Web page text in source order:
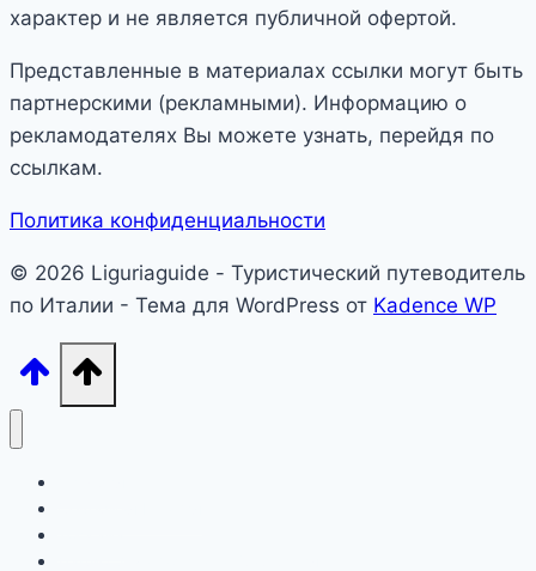
характер и не является публичной офертой.
Представленные в материалах ссылки могут быть
партнерскими (рекламными). Информацию о
рекламодателях Вы можете узнать, перейдя по
ссылкам.
Политика конфиденциальности
© 2026 Liguriaguide - Туристический путеводитель
по Италии - Тема для WordPress от Kadence WP